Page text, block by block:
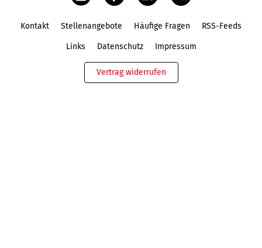
Kontakt Stellenangebote Häufige Fragen RSS-Feeds
Links Datenschutz Impressum
Vertrag widerrufen